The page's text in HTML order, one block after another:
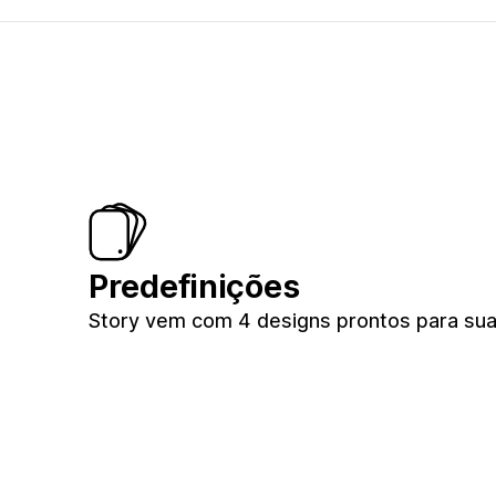
Predefinições
Story vem com 4 designs prontos para